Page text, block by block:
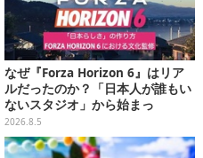
なぜ『Forza Horizon 6』はリア
ルだったのか？「日本人が誰もい
ないスタジオ」から始まっ
た、“生活感のある日本"の作り方
【CEDEC2026】
2026.8.5